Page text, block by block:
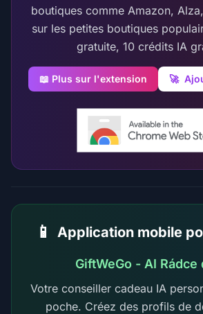
boutiques comme Amazon,
sur les petites boutiques
gratuite, 10 crédits IA
📖 Plus sur l'extension 🚀
📱 Application mobile
GiftWeGo - AI Rádce
Votre conseiller cadeau IA
poche. Créez des profils de